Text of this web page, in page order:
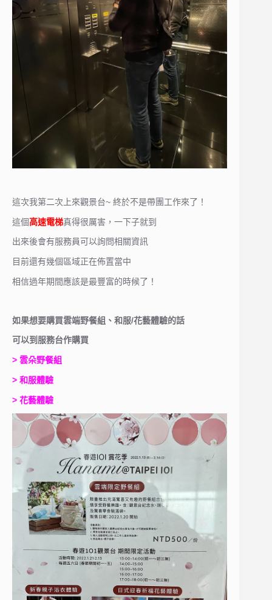
這次我第二次上來觀景台~ 終於不是帶團工作來了！
這個高速電梯真得很厲害，一下子就到
出來後會有服務員可以詢問相關資訊
目前還有幾個區域正在佈置當中
相信過年期間應該是最豐富的時候了！
如果想要購買雲端野餐組、和服/花藝體驗的話
可以到服務台作購買
> 雲朵野餐組
> 和服體驗
> 花藝體驗